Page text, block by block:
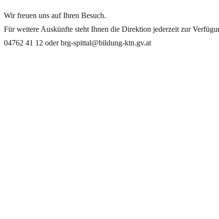
Wir freuen uns auf Ihren Besuch.
Für weitere Auskünfte steht Ihnen die Direktion jederzeit zur
04762 41 12 oderbrg-spittal@bildung-ktn.gv.at